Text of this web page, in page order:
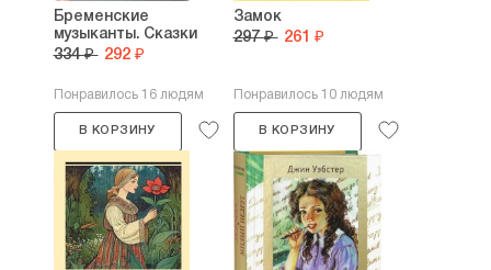
Бременские
музыканты. Сказки
334 ₽ 292 ₽
Понравилось 16 людям
В КОРЗИНУ
Замок
297 ₽ 261 ₽
Понравилось 10 людям
В КОРЗИНУ